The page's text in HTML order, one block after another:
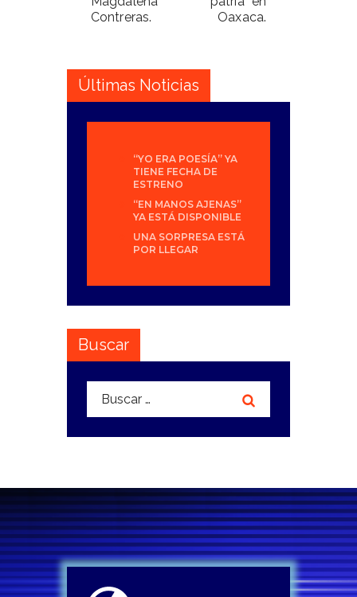
entradas
Contreras.
Oaxaca.
Últimas Noticias
“YO ERA POESÍA” YA
TIENE FECHA DE
ESTRENO
“EN MANOS AJENAS”
YA ESTÁ DISPONIBLE
UNA SORPRESA ESTÁ
POR LLEGAR
Buscar
Buscar: